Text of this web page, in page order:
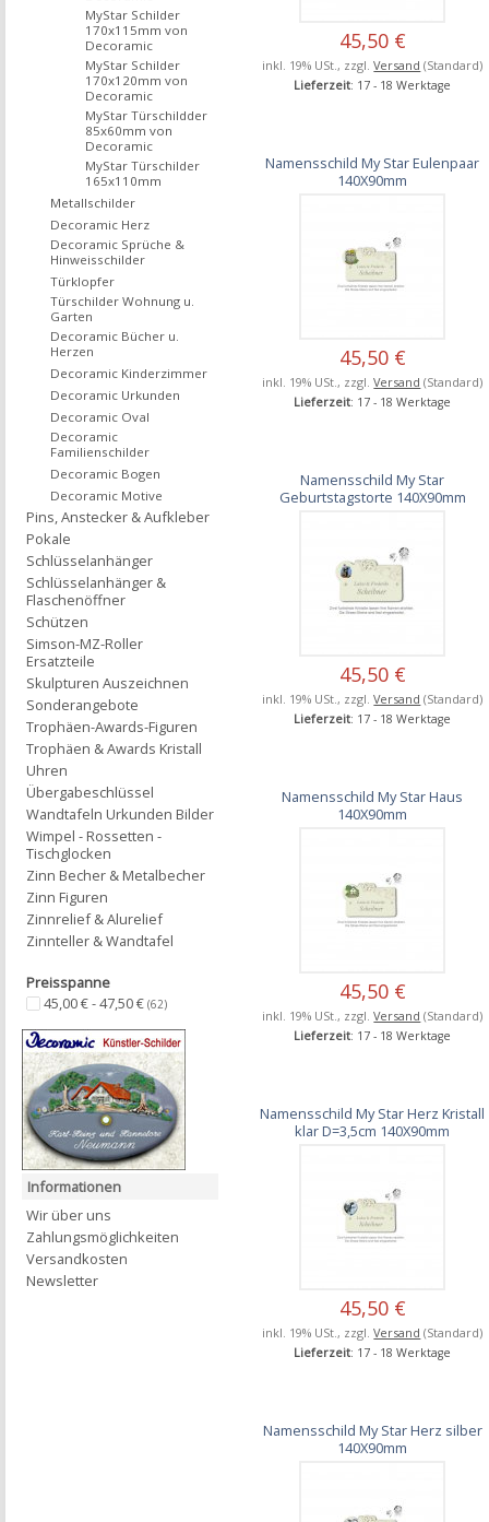
45,50 €
inkl. 19% USt., zzgl.Versand (Standard)
Lieferzeit: 17 - 18 Werktage
Namensschild My Star Eulenpaar
140X90mm
45,50 €
inkl. 19% USt., zzgl.Versand (Standard)
Lieferzeit: 17 - 18 Werktage
Namensschild My Star
Geburtstagstorte 140X90mm
45,50 €
inkl. 19% USt., zzgl.Versand (Standard)
Lieferzeit: 17 - 18 Werktage
Namensschild My Star Haus
140X90mm
45,50 €
inkl. 19% USt., zzgl.Versand (Standard)
Lieferzeit: 17 - 18 Werktage
Namensschild My Star Herz Kristall
klar D=3,5cm 140X90mm
45,50 €
inkl. 19% USt., zzgl.Versand (Standard)
Lieferzeit: 17 - 18 Werktage
Namensschild My Star Herz silber
140X90mm
MyStar Schilder
170x115mm von
Decoramic
MyStar Schilder
170x120mm von
Decoramic
MyStar Türschildder
85x60mm von
Decoramic
MyStar Türschilder
165x110mm
Metallschilder
Decoramic Herz
Decoramic Sprüche &
Hinweisschilder
Türklopfer
Türschilder Wohnung u.
Garten
Decoramic Bücher u.
Herzen
Decoramic Kinderzimmer
Decoramic Urkunden
Decoramic Oval
Decoramic
Familienschilder
Decoramic Bogen
Decoramic Motive
Pins, Anstecker & Aufkleber
Pokale
Schlüsselanhänger
Schlüsselanhänger &
Flaschenöffner
Schützen
Simson-MZ-Roller
Ersatzteile
Skulpturen Auszeichnen
Sonderangebote
Trophäen-Awards-Figuren
Trophäen & Awards Kristall
Uhren
Übergabeschlüssel
Wandtafeln Urkunden Bilder
Wimpel - Rossetten -
Tischglocken
Zinn Becher & Metalbecher
Zinn Figuren
Zinnrelief & Alurelief
Zinnteller & Wandtafel
Preisspanne
45,00 € - 47,50 € (62)
Informationen
Wir über uns
Zahlungsmöglichkeiten
Versandkosten
Newsletter